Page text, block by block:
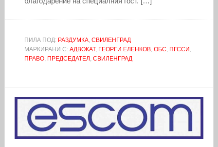
ПИЛА ПОД: РАЗДУМКА, СВИЛЕНГРАД
МАРКИРАНИ С: АДВОКАТ, ГЕОРГИ ЕЛЕНКОВ, ОБС, ПГССИ ,
ПРАВО, ПРЕДСЕДАТЕЛ , СВИЛЕНГРАД